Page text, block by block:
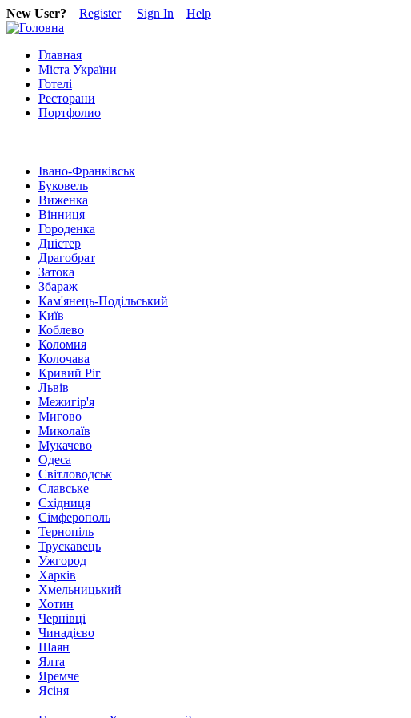
New User? Register Sign In Help
Главная
Міста України
Готелі
Ресторани
Портфолио
Івано-Франківськ
Буковель
Виженка
Вінниця
Городенка
Дністер
Драгобрат
Затока
Збараж
Кам'янець-Подільський
Київ
Коблево
Коломия
Колочава
Кривий Ріг
Львів
Межигір'я
Мигово
Миколаїв
Мукачево
Одеса
Світловодськ
Славське
Східниця
Сімферополь
Тернопіль
Трускавець
Ужгород
Харків
Хмельницький
Хотин
Чернівці
Чинадієво
Шаян
Ялта
Яремче
Ясіня